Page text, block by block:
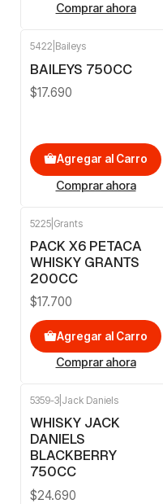
Comprar ahora
5422 Baileys
BAILEYS 750CC
$17.690
Agregar al Carro
Comprar ahora
5225 Grants
PACK X6 PETACA
WHISKY GRANTS
200CC
$17.700
Agregar al Carro
Comprar ahora
5359-3 Jack Daniels
WHISKY JACK
DANIELS
BLACKBERRY
750CC
$24.690